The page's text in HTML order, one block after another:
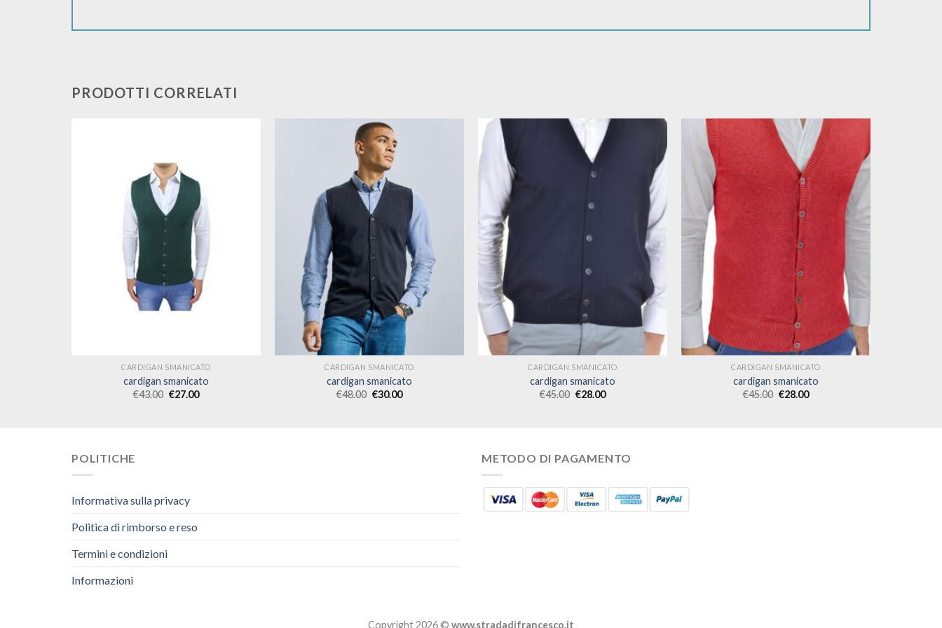
PRODOTTI CORRELATI
CARDIGAN SMANICATO
cardigan smanicato
€43.00 €27.00
CARDIGAN SMANICATO
cardigan smanicato
€48.00 €30.00
CARDIGAN SMANICATO
cardigan smanicato
€45.00 €28.00
CARDIGAN SMANICATO
cardigan smanicato
€45.00 €28.00
POLITICHE
Informativa sulla privacy
Politica di rimborso e reso
Termini e condizioni
Informazioni
METODO DI PAGAMENTO
Copyright 2026 © www.stradadifrancesco.it